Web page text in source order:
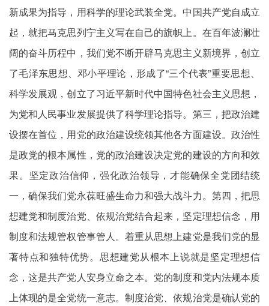
新成果为指导，用科学的理论武装全党。中国共产党自成立
起，就把马克思列宁主义写在自己的旗帜上。在百年波澜壮
阔的奋斗历程中，我们党不断开辟马克思主义新境界，创立
了毛泽东思想、邓小平理论，形成了“三个代表”重要思想、
科学发展观，创立了习近平新时代中国特色社会主义思想，
为党和人民事业发展提供了科学理论指导。第三，把政治建
设摆在首位，用党的政治建设统领其他各方面建设。政治性
是政党的根本属性，党的政治建设决定党的建设的方向和效
果。坚定政治信仰，强化政治领导，才能确保全党团结统
一，确保我们党永葆旺盛生命力和强大战斗力。第四，把思
想建党和制度治党、依规治党结合起来，坚定理想信念，用
制度和法规管权管事管人。着重从思想上建党是我们党的显
著特点和独特优势。思想建党从根本上说就是坚定理想信
念，这是共产党人安身立命之本。党的制度和党内法规本质
上体现的是全党统一意志。制度治党、依规治党是确认党的